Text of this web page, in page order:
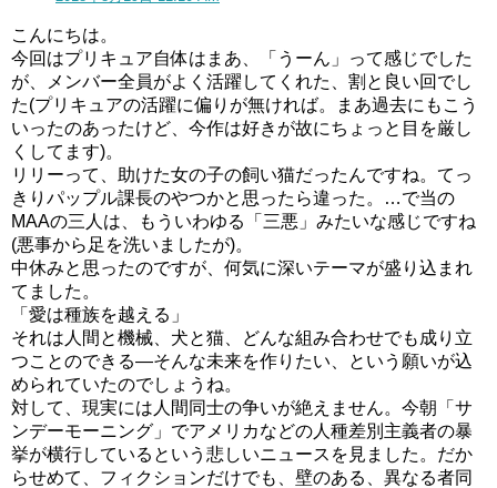
こんにちは。
今回はプリキュア自体はまあ、「うーん」って感じでした
が、メンバー全員がよく活躍してくれた、割と良い回でし
た(プリキュアの活躍に偏りが無ければ。まあ過去にもこう
いったのあったけど、今作は好きが故にちょっと目を厳し
くしてます)。
リリーって、助けた女の子の飼い猫だったんですね。てっ
きりパップル課長のやつかと思ったら違った。…で当の
MAAの三人は、もういわゆる「三悪」みたいな感じですね
(悪事から足を洗いましたが)。
中休みと思ったのですが、何気に深いテーマが盛り込まれ
てました。
「愛は種族を越える」
それは人間と機械、犬と猫、どんな組み合わせでも成り立
つことのできる―そんな未来を作りたい、という願いが込
められていたのでしょうね。
対して、現実には人間同士の争いが絶えません。今朝「サ
ンデーモーニング」でアメリカなどの人種差別主義者の暴
挙が横行しているという悲しいニュースを見ました。だか
らせめて、フィクションだけでも、壁のある、異なる者同